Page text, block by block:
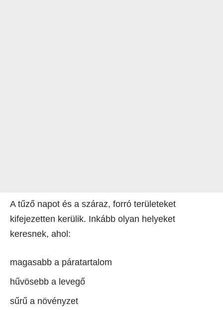
A tűző napot és a száraz, forró területeket
kifejezetten kerülik. Inkább olyan helyeket
keresnek, ahol:
magasabb a páratartalom
hűvösebb a levegő
sűrű a növényzet